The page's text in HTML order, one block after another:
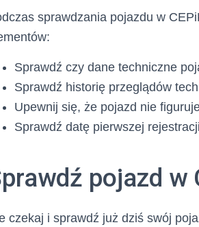
sprawdzania pojazdu w
Sprawdź czy dane techniczne
Sprawdź historię przeglądów
Upewnij się, że pojazd nie
Sprawdź datę pierwszej
pojazd w
czekaj i sprawdź już dziś swój